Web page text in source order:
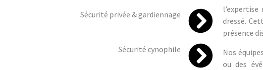
Sécurité privée & gardiennage
Sécurité cynophile
dressé.
présence
Nos
ou des